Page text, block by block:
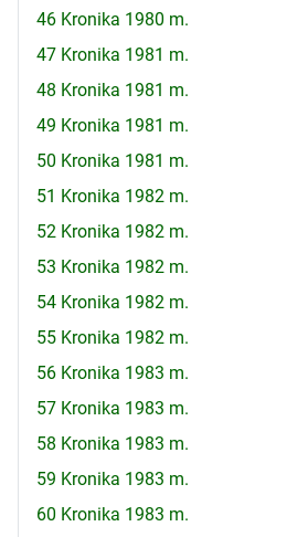
46 Kronika 1980 m.
47 Kronika 1981 m.
48 Kronika 1981 m.
49 Kronika 1981 m.
50 Kronika 1981 m.
51 Kronika 1982 m.
52 Kronika 1982 m.
53 Kronika 1982 m.
54 Kronika 1982 m.
55 Kronika 1982 m.
56 Kronika 1983 m.
57 Kronika 1983 m.
58 Kronika 1983 m.
59 Kronika 1983 m.
60 Kronika 1983 m.